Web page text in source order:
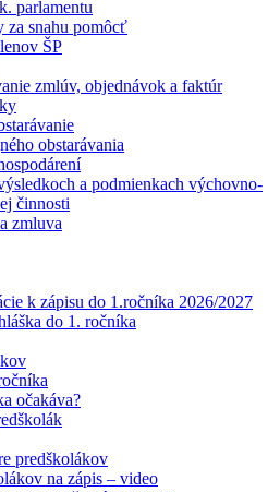
parlamentu
za snahu pomôcť
ŠP
zmlúv, objednávok a faktúr
obstarávania
a podmienkach výchovno-
činnosti
zmluva
k zápisu do 1.ročníka 2026/2027
do 1. ročníka
očakáva?
predškolákov
na zápis – video